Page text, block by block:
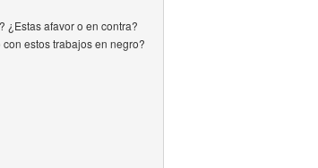
¿Estas afavor o en contra?
estos trabajos en negro?